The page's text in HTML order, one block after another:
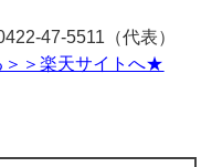
47-5511（代表）
＞楽天サイトへ★